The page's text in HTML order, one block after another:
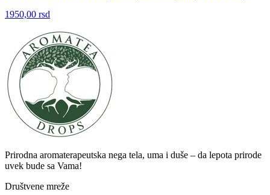
1950,00 rsd
Prirodna aromaterapeutska nega tela, uma i duše – da lepota prirode
uvek bude sa Vama!
Društvene mreže